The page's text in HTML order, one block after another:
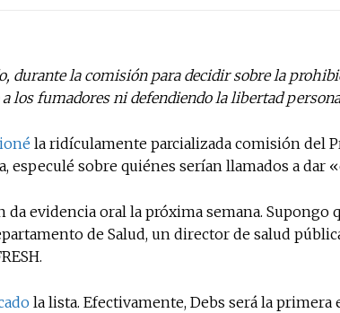
durante la comisión para decidir sobre la
los fumadores ni defendiendo la libertad
la ridículamente parcializada comisión del
especulé sobre quiénes serían llamados a dar
da evidencia oral la próxima semana. Supongo
de Salud, un director de salud
la lista. Efectivamente, Debs será la